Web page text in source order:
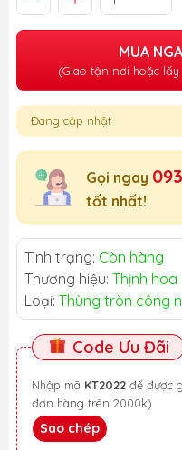
MUA
(Giao tận nơi hoặc
Đang cập nhật
Gọi ngay
tốt nhất!
Tình trạng: Còn hàng
Thương hiệu: Thịnh hoa
Loại: Thùng tròn công
Code Ưu Đãi
Nhập mã KT2022
đơn hàng trên 2000k)
Sao chép